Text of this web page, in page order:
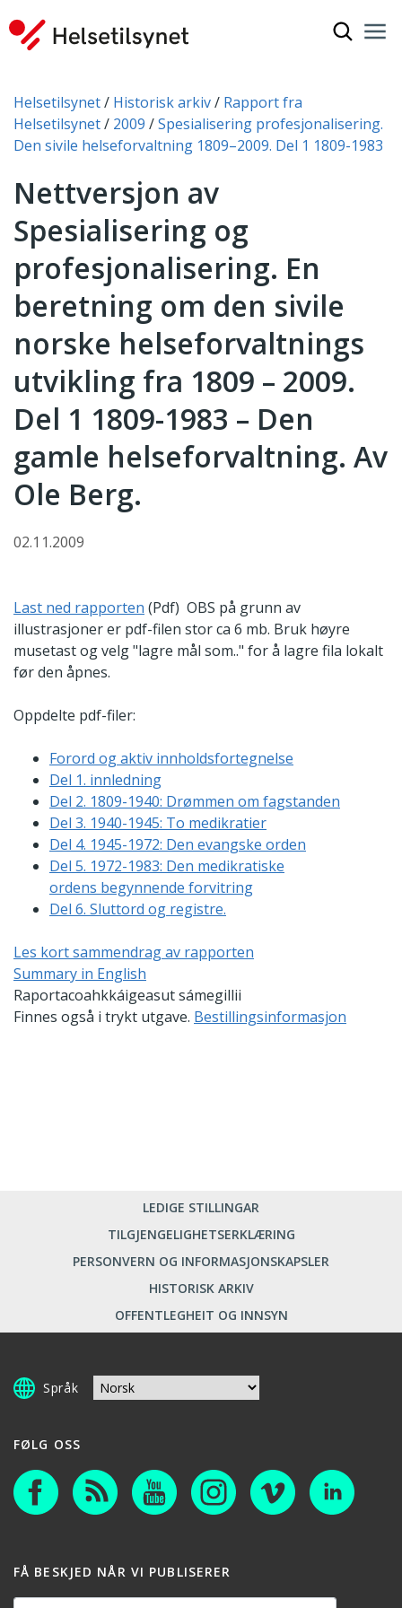
Du er her:
Helsetilsynet Historisk arkiv
Rapport fra
Helsetilsynet
2009
Spesialisering profesjonalisering.
Den sivile helseforvaltning 1809–2009. Del 1 1809-1983
Nettversjon av
Spesialisering og
profesjonalisering. En
beretning om den sivile
norske helseforvaltnings
utvikling fra 1809 – 2009.
Del 1 1809-1983 – Den
gamle helseforvaltning. Av
Ole Berg.
02.11.2009
Last ned rapporten (Pdf) OBS på grunn av
illustrasjoner er pdf-filen stor ca 6 mb. Bruk høyre
musetast og velg "lagre mål som.." for å lagre fila lokalt
før den åpnes.
Oppdelte pdf-filer:
Forord og aktiv innholdsfortegnelse
Del 1. innledning
Del 2. 1809-1940: Drømmen om fagstanden
Del 3. 1940-1945: To medikratier
Del 4. 1945-1972: Den evangske orden
Del 5. 1972-1983: Den medikratiske
ordens begynnende forvitring
Del 6. Sluttord og registre.
Les kort sammendrag av rapporten
Summary in English
Raportacoahkkáigeasut sámegillii
Finnes også i trykt utgave. Bestillingsinformasjon
LEDIGE STILLINGAR
TILGJENGELIGHETSERKLÆRING
PERSONVERN OG INFORMASJONSKAPSLER
HISTORISK ARKIV
OFFENTLEGHEIT OG INNSYN
Språk
FØLG OSS
FÅ BESKJED NÅR VI PUBLISERER